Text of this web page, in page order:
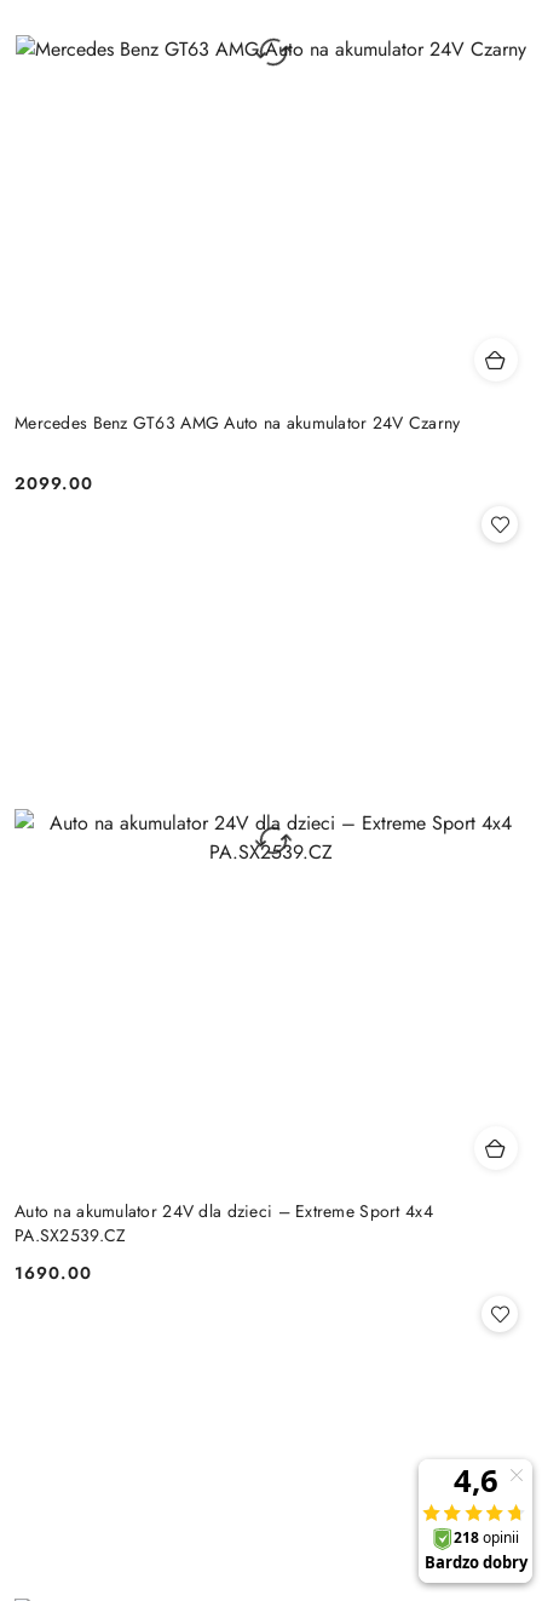
Mercedes Benz GT63 AMG Auto na akumulator 24V Czarny
Cena:
2099.00
Auto na akumulator 24V dla dzieci – Extreme Sport 4x4
PA.SX2539.CZ
Cena:
1690.00